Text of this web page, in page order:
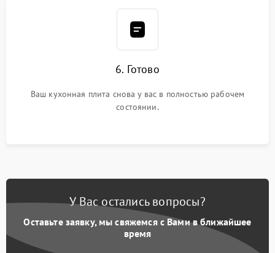
6. Готово
Ваш кухонная плита снова у вас в полностью рабочем
состоянии.
У Вас остались вопросы?
Оставьте заявку, мы свяжемся с Вами в ближайшее
время